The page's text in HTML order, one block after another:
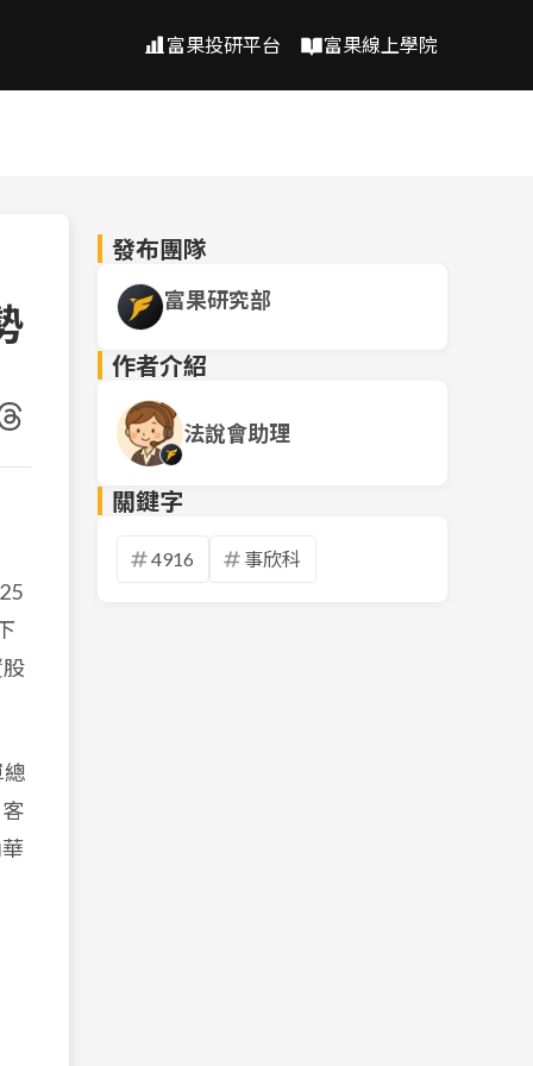
富果投研平台 富果線上學院
發布團隊
富果研究部
作者介紹
法說會助理
關鍵字
4916 事欣科